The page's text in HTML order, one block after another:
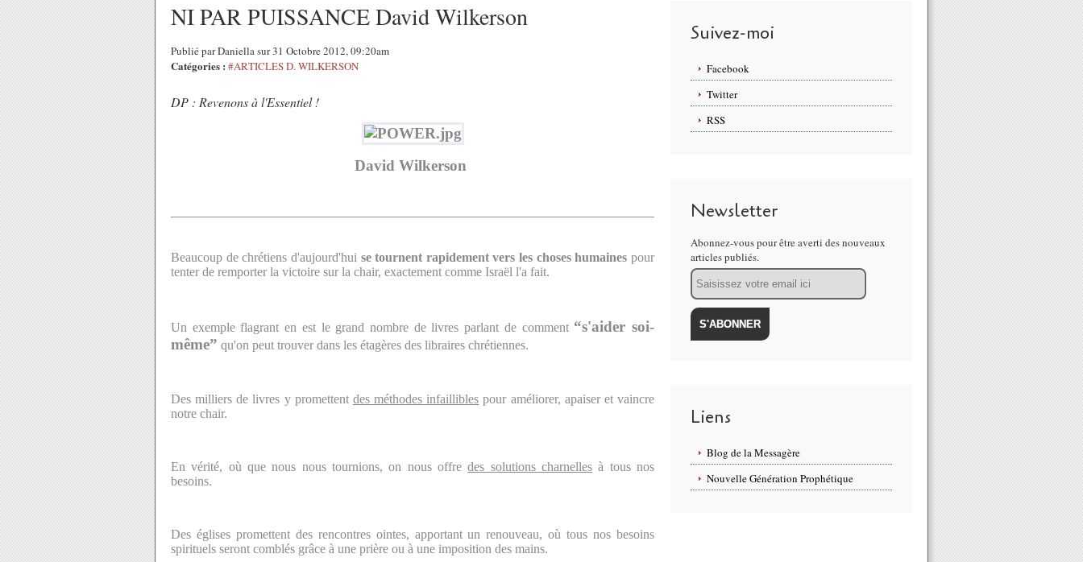
NI PAR PUISSANCE David Wilkerson
Publié par Daniella sur 31 Octobre 2012, 09:20am
Catégories : #ARTICLES D. WILKERSON
DP : Revenons à l'Essentiel !
David Wilkerson
Beaucoup de chrétiens d'aujourd'hui se tournent rapidement vers les choses humaines pour
tenter de remporter la victoire sur la chair, exactement comme Israël l'a fait.
Un exemple flagrant en est le grand nombre de livres parlant de comment “s'aider soi-
même” qu'on peut trouver dans les étagères des libraires chrétiennes.
Des milliers de livres y promettent des méthodes infaillibles pour améliorer, apaiser et vaincre
notre chair.
En vérité, où que nous nous tournions, on nous offredes solutions charnelles à tous nos
besoins.
Des églises promettent des rencontres ointes, apportant un renouveau, où tous nos besoins
spirituels seront comblés grâce à une prière ou à une imposition des mains.
Suivez-moi
Facebook
Twitter
RSS
Newsletter
Abonnez-vous pour être averti des nouveaux
articles publiés.
Email
Liens
Blog de la Messagère
Nouvelle Génération Prophétique